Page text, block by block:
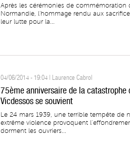
Après les cérémonies de commémoration
Normandie, l'hommage rendu aux
leur lutte pour la...
04/06/2014 - 19:04 | Laurence Cabrol
75ème anniversaire de la catastrophe
Vicdessos se souvient
Le 24 mars 1939, une terrible tempête de
extrême violence provoquent
dorment les ouvriers...